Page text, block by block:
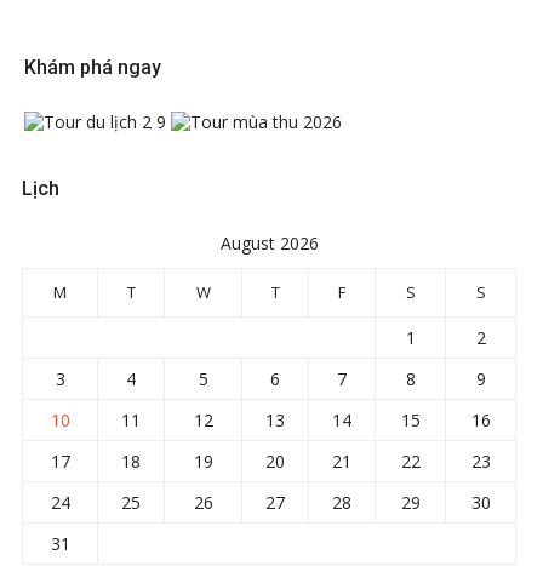
Khám phá ngay
Lịch
August 2026
M T W T F S S
1
2
3
4 5 6 7 8
9
10
11 12 13 14 15
16
17
18 19 20 21 22
23
24
25 26 27 28 29
30
31